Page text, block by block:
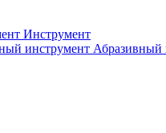
Инструмент
инструмент Абразивный